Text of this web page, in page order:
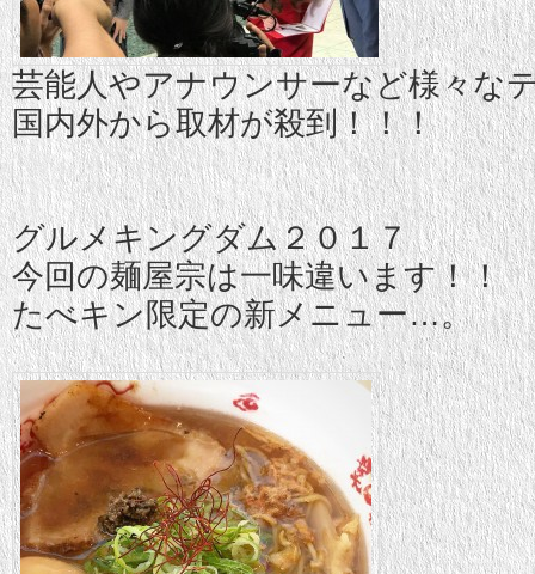
芸能人やアナウンサーなど様々な
国内外から取材が殺到！！！
グルメキングダム２０１７
今回の麺屋宗は一味違います！！
たべキン限定の新メニュー…。